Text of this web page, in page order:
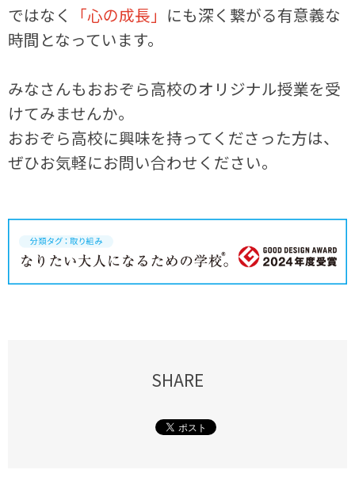
ではなく
「心の成長」 にも深く繋がる有意義な
時間となっています。
みなさんもおおぞら高校のオリジナル授業を受
けてみませんか。
おおぞら高校に興味を持ってくださった方は、
ぜひお気軽にお問い合わせください。
SHARE